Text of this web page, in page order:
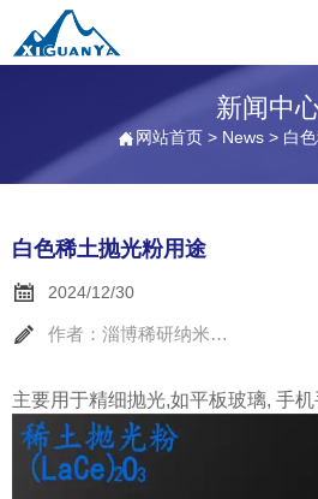
新闻中
 网站首页> News> 白
白色稀土抛光粉用途
 2024/12/30
 作者：淄博稀研纳米材料
主要用于精细抛光,如平板玻璃, 手机